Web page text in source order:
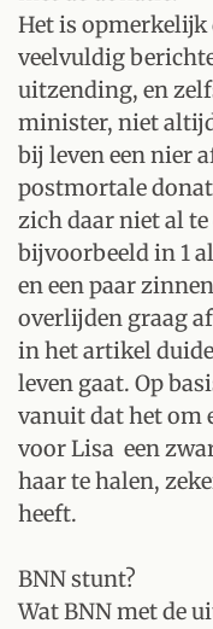
Het is opmerkelijk
veelvuldig
uitzending, en
minister, niet
bij leven een nier
postmortale
zich daar niet al
bijvoorbeeld in 1
en een paar
overlijden graag
in het artikel
leven gaat. Op
vanuit dat het om
voor Lisa een
haar te halen,
heeft.
BNN stunt?
Wat BNN met de